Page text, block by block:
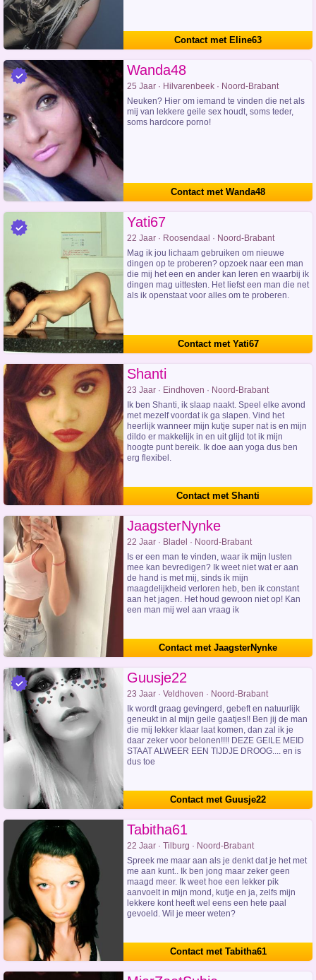
Contact met Eline63
Wanda48
25 Jaar · Hilvarenbeek · Noord-Brabant
Neuken? Hier om iemand te vinden die net als
mij van lekkere geile sex houdt, soms teder,
soms hardcore porno!
Contact met Wanda48
Yati67
22 Jaar · Roosendaal · Noord-Brabant
Mag ik jou lichaam gebruiken om nieuwe
dingen op te proberen? opzoek naar een man
die mij het een en ander kan leren en waarbij ik
dingen mag uittesten. Het liefst een man die net
als ik openstaat voor alles om te proberen.
Contact met Yati67
Shanti
23 Jaar · Eindhoven · Noord-Brabant
Ik ben Shanti, ik slaap naakt. Speel elke avond
met mezelf voordat ik ga slapen. Vind het
heerlijk wanneer mijn kutje super nat is en mijn
dildo er makkelijk in en uit glijd tot ik mijn
hoogte punt bereik. Ik doe aan yoga dus ben
erg flexibel.
Contact met Shanti
JaagsterNynke
22 Jaar · Bladel · Noord-Brabant
Is er een man te vinden, waar ik mijn lusten
mee kan bevredigen? Ik weet niet wat er aan
de hand is met mij, sinds ik mijn
maagdelijkheid verloren heb, ben ik constant
aan het jagen. Het houd gewoon niet op! Kan
een man mij wel aan vraag ik
Contact met JaagsterNynke
Guusje22
23 Jaar · Veldhoven · Noord-Brabant
Ik wordt graag gevingerd, gebeft en natuurlijk
geneukt in al mijn geile gaatjes!! Ben jij de man
die mij lekker klaar laat komen, dan zal ik je
daar zeker voor belonen!!!! DEZE GEILE MEID
STAAT ALWEER EEN TIJDJE DROOG.... en is
dus toe
Contact met Guusje22
Tabitha61
22 Jaar · Tilburg · Noord-Brabant
Spreek me maar aan als je denkt dat je het met
me aan kunt.. Ik ben jong maar zeker geen
maagd meer. Ik weet hoe een lekker pik
aanvoelt in mijn mond, kutje en ja, zelfs mijn
lekkere kont heeft wel eens een hete paal
gevoeld. Wil je meer weten?
Contact met Tabitha61